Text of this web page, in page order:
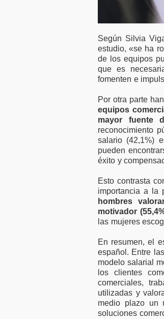
Según Silvia
estudio, «se ha
de los equipos
que es
fomenten e
Por otra parte
equipos
mayor fuente
reconocimiento
salario (42,1%)
pueden
éxito y
Esto contrasta
importancia a la
hombres
motivador
las mujeres
En resumen, el
español. Entre
modelo salarial
los clientes
comerciales,
utilizadas y
medio plazo un
soluciones